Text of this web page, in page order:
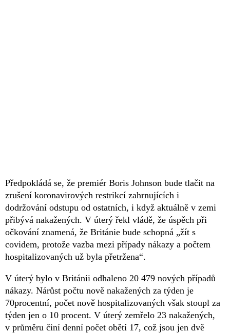
Předpokládá se, že premiér Boris Johnson bude tlačit na
zrušení koronavirových restrikcí zahrnujících i
dodržování odstupu od ostatních, i když aktuálně v zemi
přibývá nakažených. V úterý řekl vládě, že úspěch při
očkování znamená, že Británie bude schopná „žít s
covidem, protože vazba mezi případy nákazy a počtem
hospitalizovaných už byla přetržena“.
V úterý bylo v Británii odhaleno 20 479 nových případů
nákazy. Nárůst počtu nově nakažených za týden je
70procentní, počet nově hospitalizovaných však stoupl za
týden jen o 10 procent. V úterý zemřelo 23 nakažených,
v průměru činí denní počet obětí 17, což jsou jen dvě